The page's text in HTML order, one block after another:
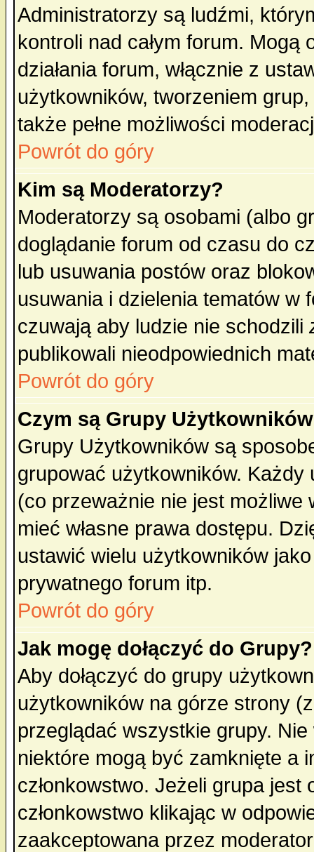
Administratorzy są ludźmi,
kontroli nad całym forum.
działania forum, włącznie z
użytkowników, tworzeniem
także pełne możliwości
Powrót do góry
Kim są Moderatorzy?
Moderatorzy są osobami (albo
doglądanie forum od czasu do
lub usuwania postów oraz
usuwania i dzielenia tematów w
czuwają aby ludzie nie schodzili
publikowali nieodpowiednich
Powrót do góry
Czym są Grupy
Grupy Użytkowników są
grupować użytkowników.
(co przeważnie nie jest
mieć własne prawa dostępu.
ustawić wielu użytkowników
prywatnego forum itp.
Powrót do góry
Jak mogę dołączyć do Grupy?
Aby dołączyć do grupy
użytkowników na górze strony
przeglądać wszystkie grupy.
niektóre mogą być zamknięte a
członkowstwo. Jeżeli grupa
członkowstwo klikając w
zaakceptowana przez